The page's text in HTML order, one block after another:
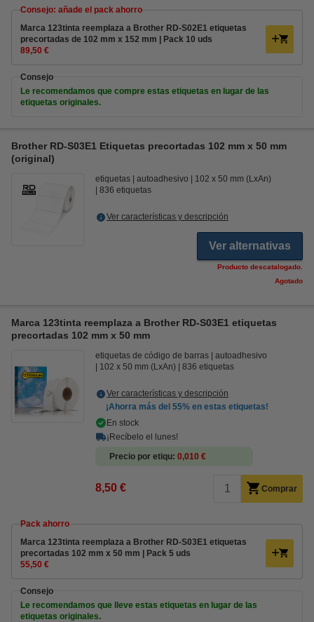
Consejo: añade el pack ahorro
Marca 123tinta reemplaza a Brother RD-S02E1 etiquetas
precortadas de 102 mm x 152 mm | Pack 10 uds
89,50 €
Consejo
Le recomendamos que compre estas etiquetas en lugar de las
etiquetas originales.
Brother RD-S03E1 Etiquetas precortadas 102 mm x 50 mm
(original)
etiquetas autoadhesivo
102 x 50 mm (LxAn)
836 etiquetas
Ver características y descripción
Ver alternativas
Producto descatalogado.
Agotado
Marca 123tinta reemplaza a Brother RD-S03E1 etiquetas
precortadas 102 mm x 50 mm
etiquetas de código de barras
autoadhesivo
102 x 50 mm (LxAn)
836 etiquetas
Ver características y descripción
¡Ahorra más del 55% en estas etiquetas!
En stock
¡Recíbelo el lunes!
Precio por etiqu 0,010 €
8,50 € Comprar
Pack ahorro
Marca 123tinta reemplaza a Brother RD-S03E1 etiquetas
precortadas 102 mm x 50 mm | Pack 5 uds
55,50 €
Consejo
Le recomendamos que lleve estas etiquetas en lugar de las
etiquetas originales.